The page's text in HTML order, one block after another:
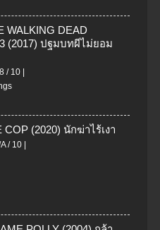
WALKING DEAD
(2017) ปฐมบทผีไม่ยอม
/ 10 |
COP (2020) นักฆ่าไร้เงา
/ 10 |